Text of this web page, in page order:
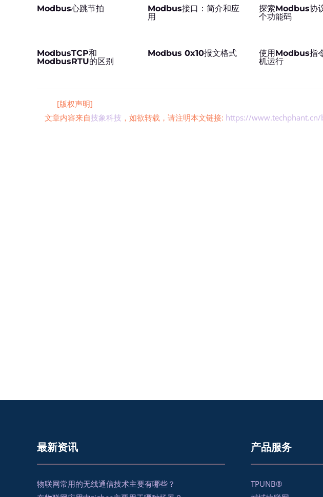
Modbus心跳节拍
Modbus接口：简介和应
用
探索Modbus协
个功能码
ModbusTCP和
ModbusRTU的区别
Modbus 0x10报文格式
使用Modbus指
机运行
[版权声明]
文章内容来自技象科技 ，如欲转载，请注明本文链接: https://
最新资讯
物联网常用的无线通信技术主要有哪些？
产品服务
TPUNB®